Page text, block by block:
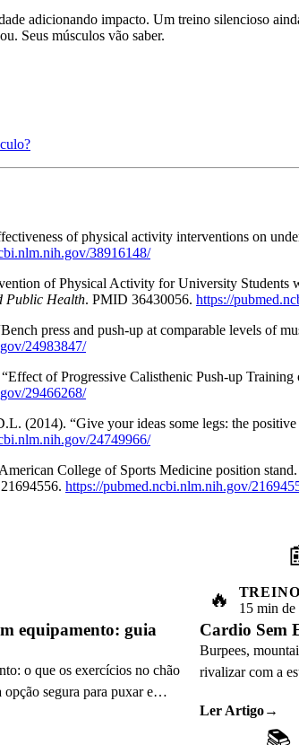
adicionando impacto. Um treino silencioso
Seus músculos vão saber.
of physical activity interventions on
38916148/
of Physical Activity for University
Public Health. PMID 36430056. https://
press and push-up at comparable levels of
24983847/
of Progressive Calisthenic Push-up
29466268/
(2014). “Give your ideas some legs: the
24749966/
College of Sports Medicine position
https://pubmed.ncbi.nlm.nih.gov/
equipamento: guia
o que os exercícios no chão
segura para puxar e
🔥
15 min de
Cardio Sem
Burpees,
rivalizar com a
Ler Artigo→